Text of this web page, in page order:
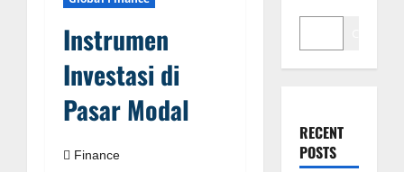
Instrumen
Investasi di
Pasar Modal
Finance
RECENT
POSTS